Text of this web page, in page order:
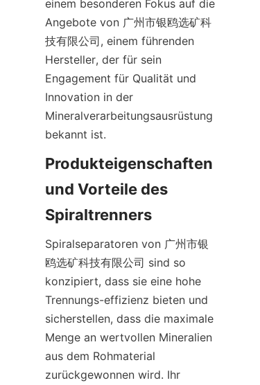
einem besonderen Fokus auf die
Angebote von 广州市银鸥选矿科
技有限公司, einem führenden
Hersteller, der für sein
Engagement für Qualität und
Innovation in der
Mineralverarbeitungsausrüstung
bekannt ist.
Produkteigenschaften
und Vorteile des
Spiraltrenners
Spiralseparatoren von 广州市银
鸥选矿科技有限公司 sind so
konzipiert, dass sie eine hohe
Trennungs-effizienz bieten und
sicherstellen, dass die maximale
Menge an wertvollen Mineralien
aus dem Rohmaterial
zurückgewonnen wird. Ihr